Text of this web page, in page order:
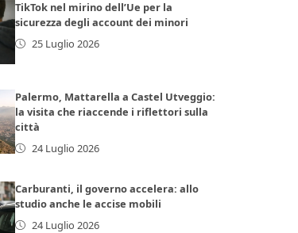
TikTok nel mirino dell’Ue per la
sicurezza degli account dei minori
25 Luglio 2026
Palermo, Mattarella a Castel Utveggio:
la visita che riaccende i riflettori sulla
città
24 Luglio 2026
Carburanti, il governo accelera: allo
studio anche le accise mobili
24 Luglio 2026